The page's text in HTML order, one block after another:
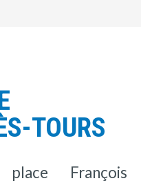
TOURS
François